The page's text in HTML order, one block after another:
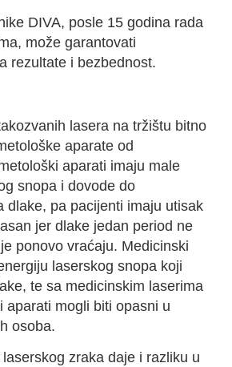
DIVA, posle 15 godina rada
može garantovati
rezultate i bezbednost.
lasera na tržištu bitno
aparate od
aparati imaju male
snopa i dovode do
dlake, pa pacijenti imaju utisak
jer dlake jedan period ne
ponovo vraćaju. Medicinski
laserskog snopa koji
te sa medicinskim laserima
aparati mogli biti opasni u
osoba.
zraka daje i razliku u